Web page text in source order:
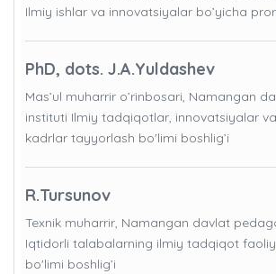
Ilmiy ishlar va innovatsiyalar bo’yicha
PhD, dots. J.A.Yuldashev
Mas’ul muharrir o’rinbosari, Namangan
instituti Ilmiy tadqiqotlar, innovatsiyalar
kadrlar tayyorlash bo'limi boshlig’i
R.Tursunov
Texnik muharrir, Namangan davlat
Iqtidorli talabalarning ilmiy tadqiqot
bo'limi boshlig’i